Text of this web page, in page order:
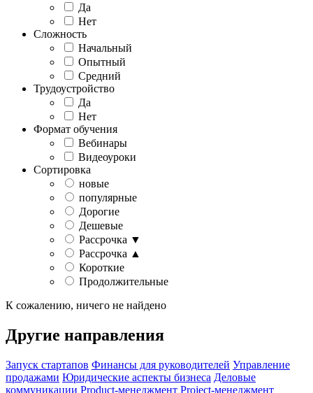
Да
Нет
Сложность
Начальный
Опытный
Средний
Трудоустройство
Да
Нет
Формат обучения
Вебинары
Видеоуроки
Сортировка
новые
популярные
Дорогие
Дешевые
Рассрочка ▼
Рассрочка ▲
Короткие
Продолжительные
К сожалению, ничего не найдено
Другие направления
Запуск стартапов Финансы для руководителей Управление
продажами Юридические аспекты бизнеса Деловые
коммуникации Product-менеджмент Project-менеджмент